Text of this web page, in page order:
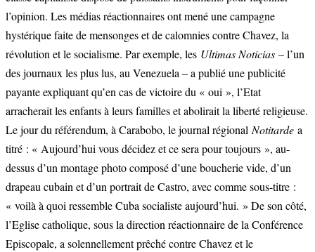
l’opinion. Les médias réactionnaires ont mené une campagne
hystérique faite de mensonges et de calomnies contre Chavez, la
révolution et le socialisme. Par exemple, les Ultimas Noticias – l’un
des journaux les plus lus, au Venezuela – a publié une publicité
payante expliquant qu’en cas de victoire du « oui », l’Etat
arracherait les enfants à leurs familles et abolirait la liberté religieuse.
Le jour du référendum, à Carabobo, le journal régional Notitarde a
titré : « Aujourd’hui vous décidez et ce sera pour toujours », au-
dessus d’un montage photo composé d’une boucherie vide, d’un
drapeau cubain et d’un portrait de Castro, avec comme sous-titre :
« voilà à quoi ressemble Cuba socialiste aujourd’hui. » De son côté,
l’Eglise catholique, sous la direction réactionnaire de la Conférence
Episcopale, a solennellement prêché contre Chavez et le